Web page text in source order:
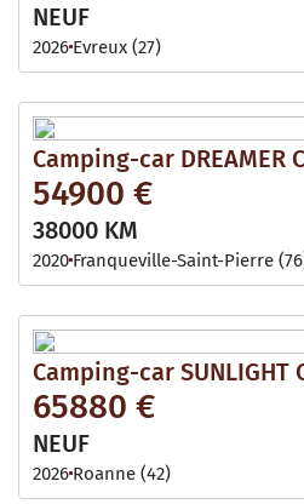
NEUF
2026 Evreux (27)
Camping-car DREAMER
54900 €
38000 KM
2020 Franqueville-Saint-Pierre
Camping-car SUNLIGHT
65880 €
NEUF
2026 Roanne (42)